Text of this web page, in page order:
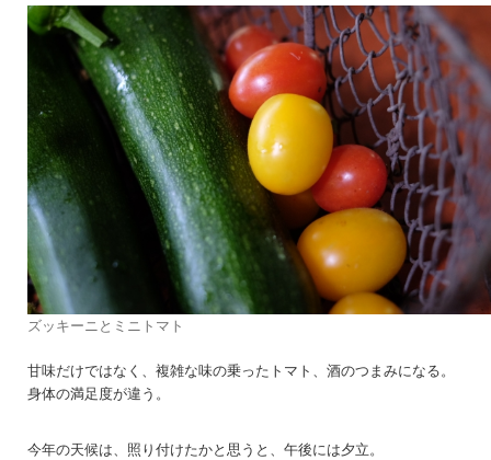
ズッキーニとミニトマト
甘味だけではなく、複雑な味の乗ったトマト、酒のつまみになる。
身体の満足度が違う。
今年の天候は、照り付けたかと思うと、午後には夕立。